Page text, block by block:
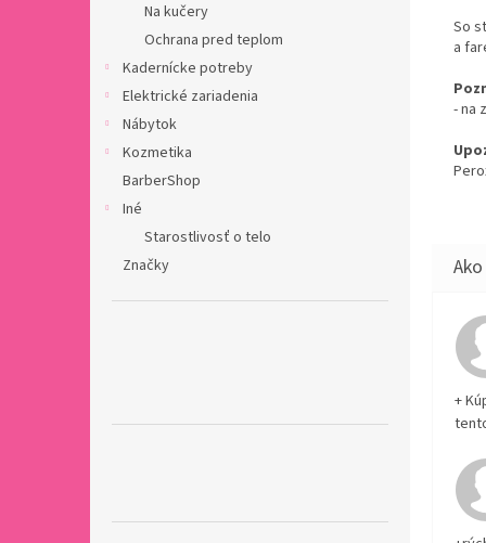
Na kučery
Ochrana pred teplom
Kadernícke potreby
Elektrické zariadenia
Nábytok
Kozmetika
BarberShop
Iné
Starostlivosť o telo
Značky
So
a
- na
+